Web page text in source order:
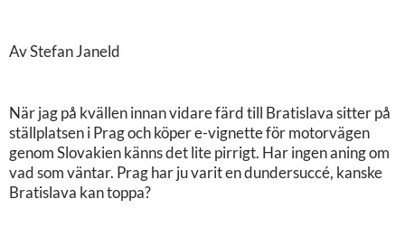
Av Stefan Janeld
När jag på kvällen innan vidare färd till Bratislava sitter på
ställplatsen i Prag och köper e-vignette för motorvägen
genom Slovakien känns det lite pirrigt. Har ingen aning om
vad som väntar. Prag har ju varit en dundersuccé, kanske
Bratislava kan toppa?